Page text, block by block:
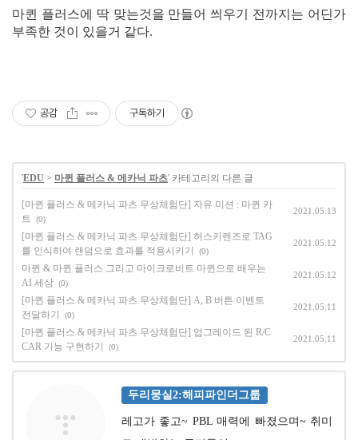
마퀸 플러스에 딱 맞는것을 만들어 씌우기 전까지는 어딘가
부족한 것이 있을거 같다.
공감 구독하기
'EDU > 마퀸 플러스 & 메카닉 파츠' 카테고리의 다른 글
[마퀸 플러스 & 메카닉 파츠 무상체험단] 자유 미션 : 마퀸 카
트
(0)
2021.05.13
[마퀸 플러스 & 메카닉 파츠 무상체험단] 허스키렌즈로 TAG
를 인식하여 랜덤으로 효과를 적용시키기
(0)
2021.05.12
마퀸 & 마퀸 플러스 그리고 마이크로비트 마퀸으로 배우는
AI 세상 (0)
2021.05.12
[마퀸 플러스 & 메카닉 파츠 무상체험단] A, B 버튼 이벤트
전달하기
(0)
2021.05.11
[마퀸 플러스 & 메카닉 파츠 무상체험단] 업그레이드 된 R/C
CAR 기능 구현하기
(0)
2021.05.11
두리뭉실2:해피파인더그룹
레고가 좋고~ PBL 매력에 빠졌으며~ 취미